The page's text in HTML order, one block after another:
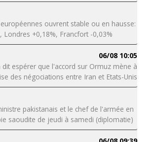
ouvrent stable ou en hausse:
Londres +0,18%, Francfort -0,03%
06/08 10:05
dit espérer que l'accord sur Ormuz mène à
des négociations entre Iran et Etats-Unis
pakistanais et le chef de l'armée en
saoudite de jeudi à samedi (diplomatie)